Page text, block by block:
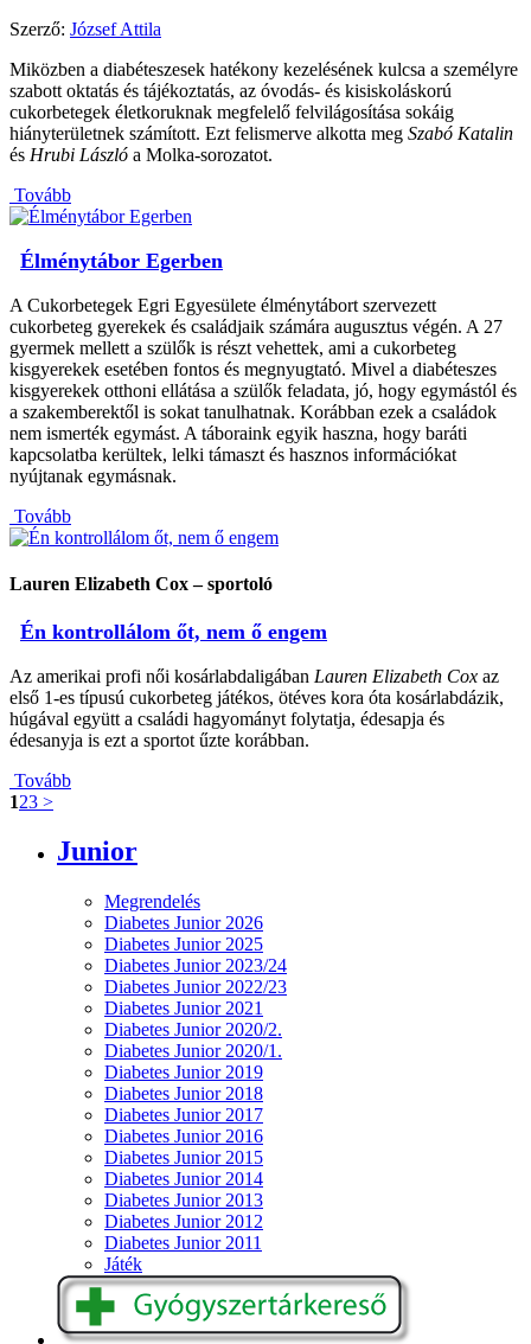
Szerző: József Attila
Miközben a diabéteszesek hatékony kezelésének kulcsa a személyre
szabott oktatás és tájékoztatás, az óvodás- és kisiskoláskorú
cukorbetegek életkoruknak megfelelő felvilágosítása sokáig
hiányterületnek számított. Ezt felismerve alkotta meg Szabó Katalin
és Hrubi László a Molka-­sorozatot.
Tovább
Élménytábor Egerben
A Cukorbetegek Egri Egyesülete élménytábort szervezett
cukorbeteg gyerekek és családjaik számára augusztus végén. A 27
gyermek mellett a szülők is részt vehettek, ami a cukorbeteg
kisgyerekek esetében fontos és megnyugtató. Mivel a diabéteszes
kisgyerekek otthoni ellátása a szülők feladata, jó, hogy egymástól és
a szakemberektől is sokat tanulhatnak. Korábban ezek a családok
nem ismerték egymást. A táboraink egyik haszna, hogy baráti
kapcsolatba kerültek, lelki támaszt és hasznos információkat
nyújtanak egymásnak.
Tovább
Lauren Elizabeth Cox – sportoló
Én kontrollálom őt, nem ő engem
Az amerikai profi női kosárlabdaligában Lauren Elizabeth Cox az
első 1-es típusú cukorbeteg játékos, ötéves kora óta kosárlabdázik,
húgával együtt a családi hagyományt folytatja, édesapja és
édesanyja is ezt a sportot űzte korábban.
Tovább
123 >
Junior
Megrendelés
Diabetes Junior 2026
Diabetes Junior 2025
Diabetes Junior 2023/24
Diabetes Junior 2022/23
Diabetes Junior 2021
Diabetes Junior 2020/2.
Diabetes Junior 2020/1.
Diabetes Junior 2019
Diabetes Junior 2018
Diabetes Junior 2017
Diabetes Junior 2016
Diabetes Junior 2015
Diabetes Junior 2014
Diabetes Junior 2013
Diabetes Junior 2012
Diabetes Junior 2011
Játék